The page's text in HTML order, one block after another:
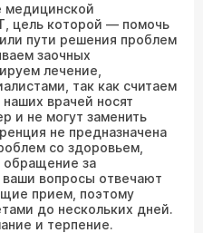
медицинской
цель которой — помочь
пути решения проблем
заочных
лечение,
так как считаем
врачей носят
и не могут заменить
не предназначена
со здоровьем,
обращение за
вопросы отвечают
прием, поэтому
до нескольких дней.
и терпение.